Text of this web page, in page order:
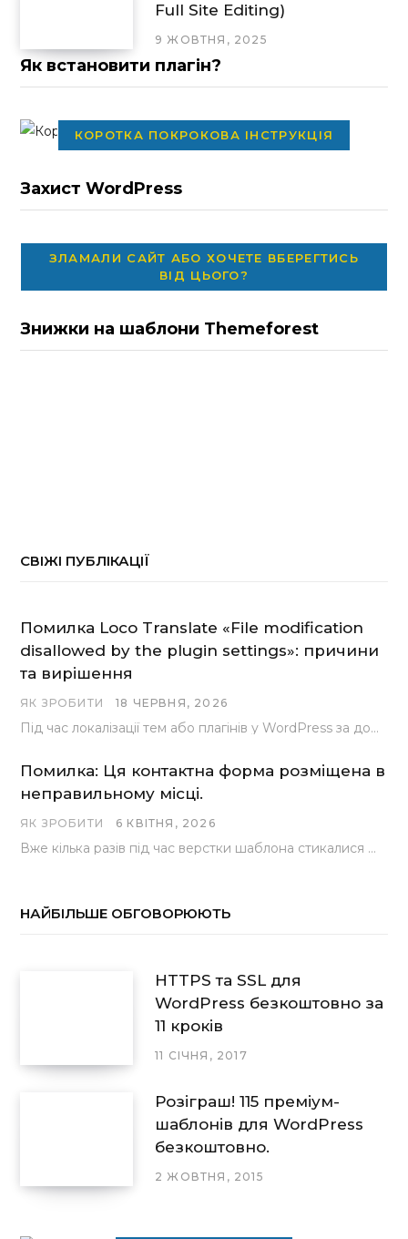
Full Site Editing)
9 ЖОВТНЯ, 2025
Як встановити плагін?
КОРОТКА ПОКРОКОВА ІНСТРУКЦІЯ
Захист WordPress
ЗЛАМАЛИ САЙТ АБО ХОЧЕТЕ ВБЕРЕГТИСЬ
ВІД ЦЬОГО?
Знижки на шаблони Themeforest
СВІЖІ ПУБЛІКАЦІЇ
Помилка Loco Translate «File modification
disallowed by the plugin settings»: причини
та вирішення
ЯК ЗРОБИТИ 18 ЧЕРВНЯ, 2026
Під час локалізації тем або плагінів у WordPress за допомогою популярного інструменту Loco Translate розробники…
Помилка: Ця контактна форма розміщена в
неправильному місці.
ЯК ЗРОБИТИ 6 КВІТНЯ, 2026
Вже кілька разів під час верстки шаблона стикалися з проблемою, коли замість контактної форми, згенерованої…
НАЙБІЛЬШЕ ОБГОВОРЮЮТЬ
HTTPS та SSL для
WordPress безкоштовно за
11 кроків
11 СІЧНЯ, 2017
Розіграш! 115 преміум-
шаблонів для WordPress
безкоштовно.
2 ЖОВТНЯ, 2015